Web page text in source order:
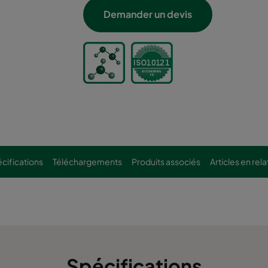
Demander un devis
Téléchargements Produits associés Articles en